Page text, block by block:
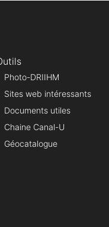
Photo-DRIIHM
Sites web intéressants
Documents utiles
Chaine Canal-U
Géocatalogue